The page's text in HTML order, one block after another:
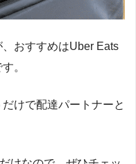
おすすめはUber Eats
。
けで配達パートナーと